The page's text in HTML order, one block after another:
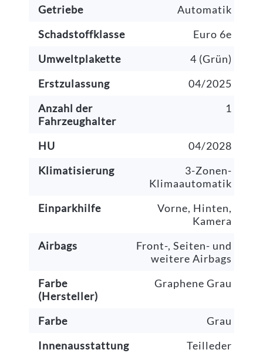
Getriebe
Automatik
Schadstoffklasse
Euro 6e
Umweltplakette
4 (Grün)
Erstzulassung
04/2025
Anzahl der
Fahrzeughalter
1
HU
04/2028
Klimatisierung
3-Zonen-
Klimaautomatik
Einparkhilfe
Vorne, Hinten,
Kamera
Airbags
Front-, Seiten- und
weitere Airbags
Farbe
(Hersteller)
Graphene Grau
Farbe
Grau
Innenausstattung
Teilleder